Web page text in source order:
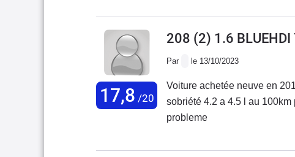
17,8 /20
208 (2) 1.6 BLUEHDI
Par le 13/10/2023
Voiture achetée neuve en
sobriété 4.2 a 4.5 l au
probleme